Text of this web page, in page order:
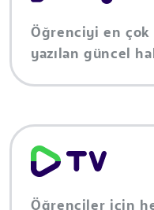
Öğrenciyi en
yazılan güncel
Öğrenciler için